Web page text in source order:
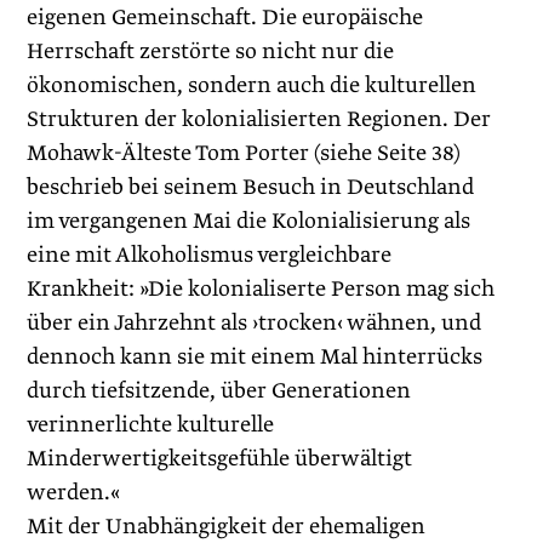
eigenen Gemeinschaft. Die europäische
Herrschaft zerstörte so nicht nur die
ökonomischen, sondern auch die kulturellen
Strukturen der kolonialisierten Regionen. Der
Mohawk-Älteste Tom Porter (siehe Seite 38)
beschrieb bei seinem Besuch in Deutschland
im vergangenen Mai die Kolonialisierung als
eine mit Alkoholismus vergleichbare
Krankheit: »Die kolonialiserte Person mag sich
über ein Jahrzehnt als ›trocken‹ wähnen, und
dennoch kann sie mit einem Mal hinterrücks
durch tiefsitzende, über Generationen
verinnerlichte kulturelle
Minderwertigkeitsgefühle überwältigt
werden.«
Mit der Unabhängigkeit der ehemaligen